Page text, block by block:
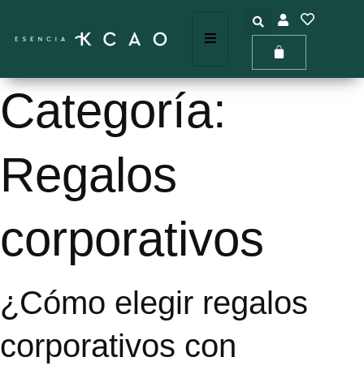
Categoría:
Regalos
corporativos
¿Cómo elegir regalos
corporativos con